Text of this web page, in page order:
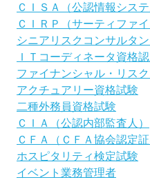
ＣＩＳＡ（公認情報システ
ＣＩＲＰ（サーティファ
シニアリスクコンサルタン
ＩＴコーディネータ資格
ファイナンシャル・リス
アクチュアリー資格試験
二種外務員資格試験
ＣＩＡ（公認内部監査人）
ＣＦＡ（ＣＦＡ協会認定証
ホスピタリティ検定試験
イベント業務管理者